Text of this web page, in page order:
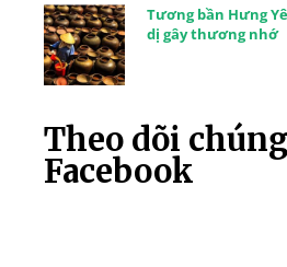
Tương bần Hưng
dị gây thương nhớ
Theo dõi
Facebook